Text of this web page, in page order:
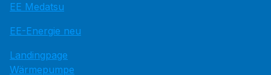
EE Medatsu
EE-Energie neu
Landingpage
Wärmepumpe